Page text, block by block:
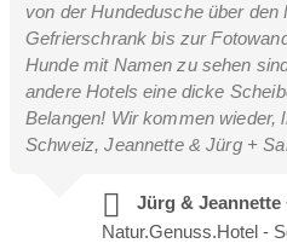
von der Hundedusche über
Gefrierschrank bis zur
Hunde mit Namen zu sehen
andere Hotels eine dicke
Belangen! Wir kommen wieder,
Schweiz, Jeannette & Jürg +
Jürg & Jeannette
Natur.Genuss.Hotel -